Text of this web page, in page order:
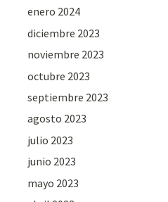
enero 2024
diciembre 2023
noviembre 2023
octubre 2023
septiembre 2023
agosto 2023
julio 2023
junio 2023
mayo 2023